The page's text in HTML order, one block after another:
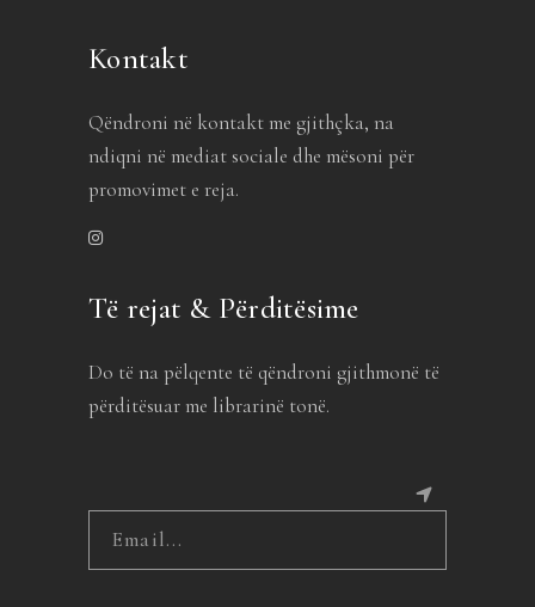
Kontakt
Qëndroni në kontakt me gjithçka, na
ndiqni në mediat sociale dhe mësoni për
promovimet e reja.
Të rejat & Përditësime
Do të na pëlqente të qëndroni gjithmonë të
përditësuar me librarinë tonë.